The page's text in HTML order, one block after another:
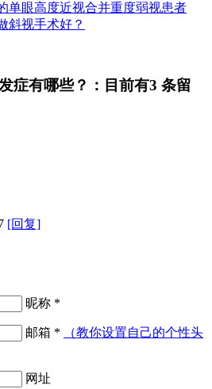
单眼高度近视合并重度弱视患者
斜视手术好？
症有哪些？：目前有3 条留
[回复]
昵称 *
邮箱 *
（教你设置自己的个性头
网址